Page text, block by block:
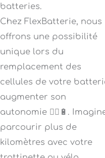
batteries.
Chez FlexBatterie, nous
offrons une possibilité
unique lors du
remplacement des
cellules de votre
augmenter son
autonomie 🚴‍♂️🔋.
parcourir plus de
kilomètres avec votre